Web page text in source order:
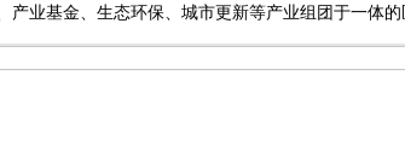
业基金、生态环保、城市更新等产业组团于一体